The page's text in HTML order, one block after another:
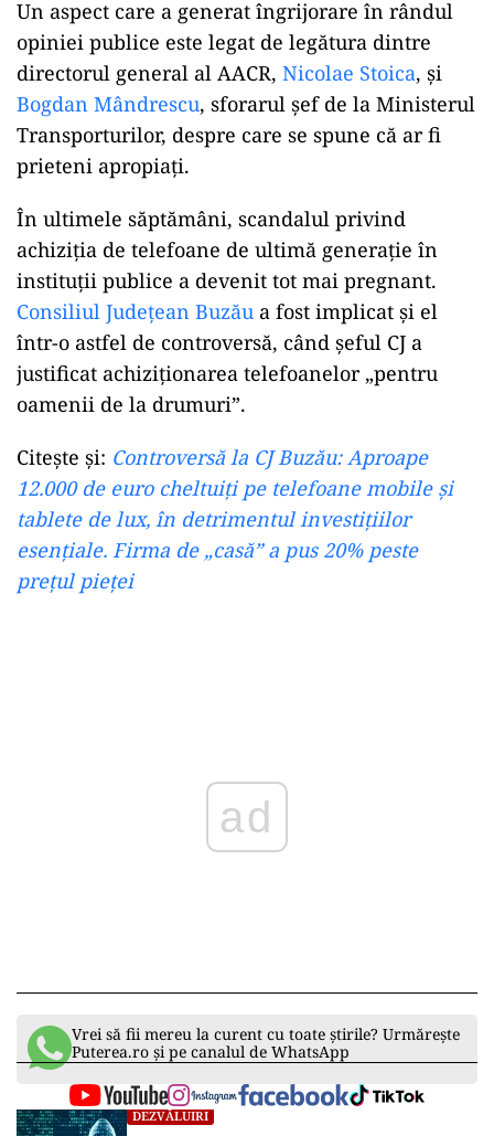
septembrie. De asemenea, o achiziție notabilă a
fost și Samsung Galaxy S23 Ultra.
Informațiile noastre arată că telefoanele au fost
procurate pentru cei șapte membri ai
Consiliului de Administrație al AACR. Aceștia
Octavian STOICA, George Bogdan ILEA,
Alexandru ANGHEL, Lucian TAROPA, Mihai
NEACSU și Eduard MIKE.
Un aspect care a generat îngrijorare în rândul
opiniei publice este legat de legătura dintre
directorul general al AACR,
Transporturilor, despre care se spune că ar fi
prieteni apropiați.
În ultimele săptămâni, scandalul privind
achiziția de telefoane de ultimă generație în
Controversă la CJ Buzău: Aproape
12.000 de euro cheltuiți pe telefoane mobile și
tablete de lux, în detrimentul investițiilor